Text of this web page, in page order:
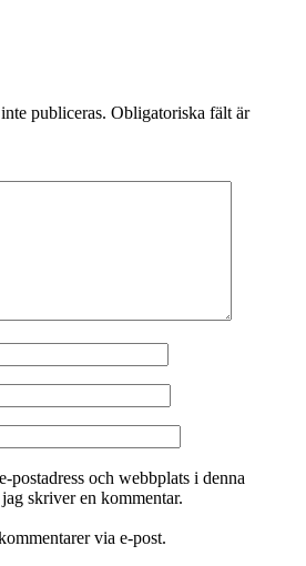
publiceras. Obligatoriska fält är
postadress och webbplats i denna
skriver en kommentar.
via e-post.